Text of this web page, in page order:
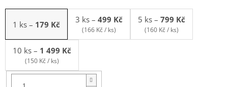
1 ks – 179 Kč 3 ks – 499 Kč
(166 Kč / ks)
5 ks – 799 Kč
(160 Kč / ks)
10 ks – 1 499 Kč
(150 Kč / ks)
Balení: